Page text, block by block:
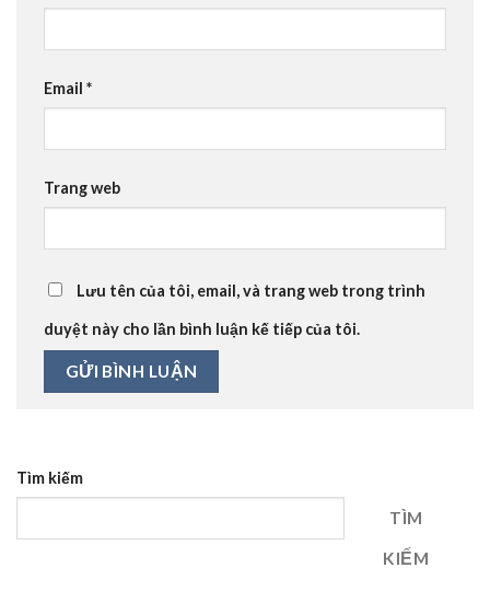
Email *
Trang web
Lưu tên của tôi, email, và trang web trong trình
duyệt này cho lần bình luận kế tiếp của tôi.
Tìm kiếm
TÌM
KIẾM